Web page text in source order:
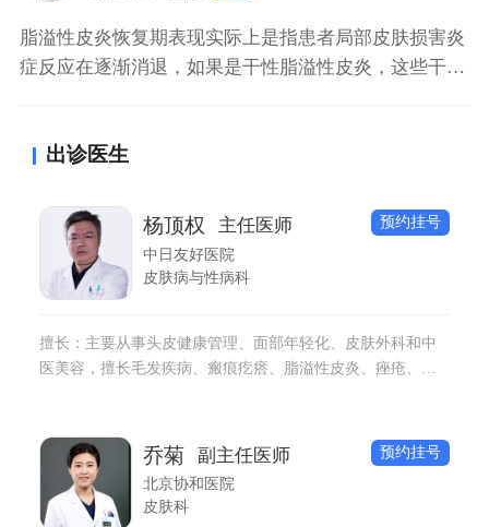
脂溢性皮炎恢复期表现实际上是指患者局部皮肤损害炎
症反应在逐渐消退，如果是干性脂溢性皮炎，这些干燥
非常明显。并且患者皮肤紧绷感也会逐渐消失。
出诊医生
杨顶权 主任医师
中日友好医院
皮肤病与性病科
预约挂号
擅长：主要从事头皮健康管理、面部年轻化、皮肤外科和中
医美容，擅长毛发疾病、瘢痕疙瘩、脂溢性皮炎、痤疮、银
乔菊 副主任医师
北京协和医院
皮肤科
预约挂号